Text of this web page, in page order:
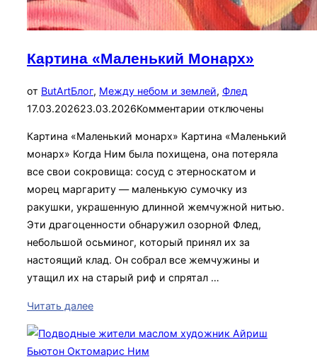
Картина «Маленький Монарх»
от ButArtБлог, Между небом и землей, Флед
17.03.202623.03.2026Комментарии отключены
Картина «Маленький монарх» Картина «Маленький
монарх» Когда Ним была похищена, она потеряла
все свои сокровища: сосуд с этерноскатом и
морец маргариту — маленькую сумочку из
ракушки, украшенную длинной жемчужной нитью.
Эти драгоценности обнаружил озорной Флед,
небольшой осьминог, который принял их за
настоящий клад. Он собрал все жемчужины и
утащил их на старый риф и спрятал …
Читать далее«Картина
Монарх»»